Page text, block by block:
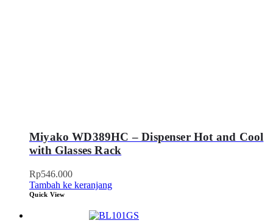
Miyako WD389HC – Dispenser Hot and Cool
with Glasses Rack
Rp546.000
Tambah ke keranjang
Quick View